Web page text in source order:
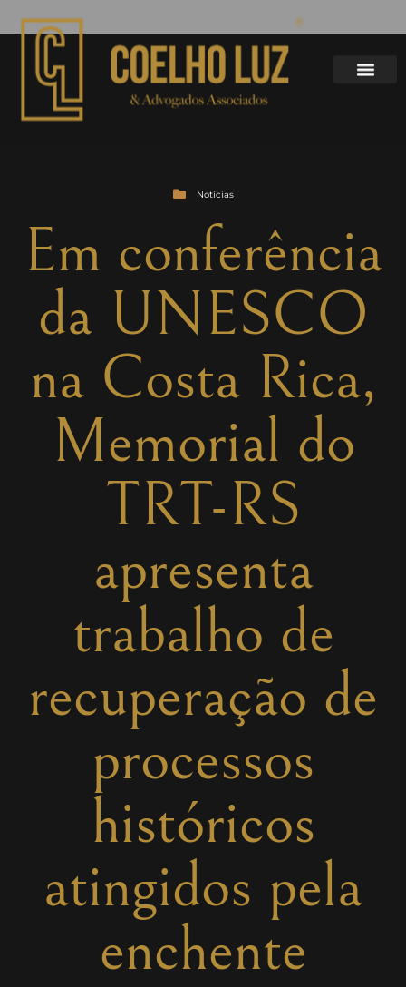
Notícias
Em conferência
da UNESCO
na Costa Rica,
Memorial do
TRT-RS
apresenta
trabalho de
recuperação de
processos
históricos
atingidos pela
enchente